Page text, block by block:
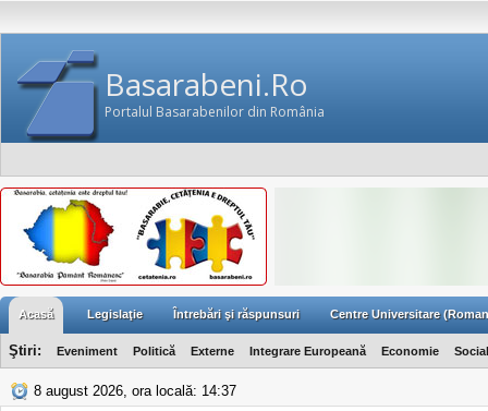
Basarabeni.Ro
Portalul Basarabenilor din România
Acasă Legislaţie Întrebări şi răspunsuri Centre Universitare
Ştiri: Eveniment Politică Externe Integrare Europeană Economie Social
8 august 2026, ora locală: 14:37